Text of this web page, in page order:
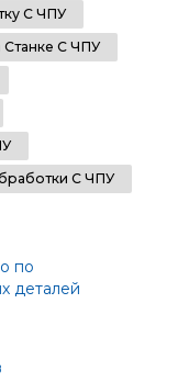
С ЧПУ
С ЧПУ
С ЧПУ
по
деталей